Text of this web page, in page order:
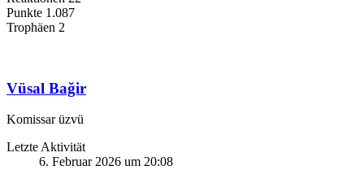
Punkte 1.087
Trophäen 2
Vüsal Bağir
Komissar üzvü
Letzte Aktivität
6. Februar 2026 um 20:08